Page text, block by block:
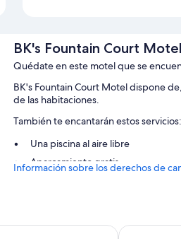
BK's Fountain Court Motel
Quédate en este motel que se
BK's Fountain Court Motel dispone
de las habitaciones.
También te encantarán estos servicios:
Una piscina al aire libre
Aparcamiento gratis
Todas las habitaciones en BK's
Información sobre los derechos de
Expressotel